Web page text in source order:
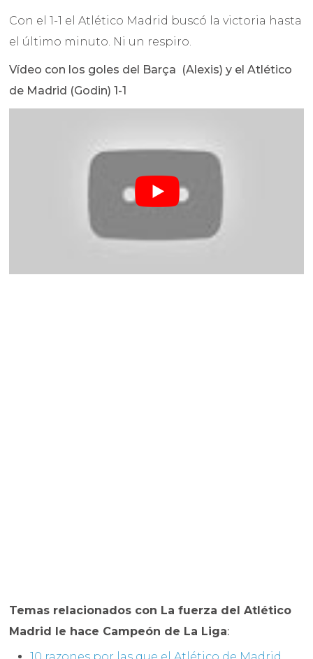
Con el 1-1 el Atlético Madrid buscó la victoria hasta
el último minuto. Ni un respiro.
Vídeo con los goles del Barça (Alexis) y el Atlético
de Madrid (Godin) 1-1
Temas relacionados con La fuerza del Atlético
Madrid le hace Campeón de La Liga:
10 razones por las que el Atlético de Madrid